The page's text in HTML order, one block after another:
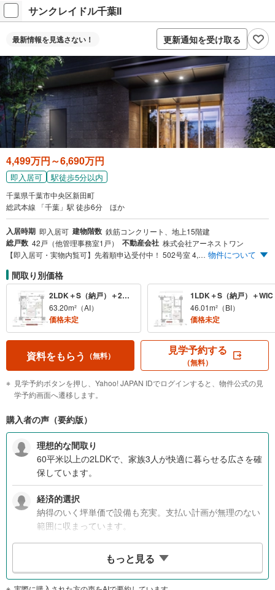
サンクレイドル千葉II
最新情報を見逃さない！ 更新通知を受け取る
4,499万円～6,690万円
即入居可 駅徒歩5分以内
千葉県千葉市中央区新田町
総武本線 「千葉」駅 徒歩6分 ほか
入居時期 即入居可 建物階数 鉄筋コンクリート、地上15階建
総戸数 42戸（他管理事務室1戸） 不動産会社 株式会社アーネストワン
【即入居可・実物内覧可】先着順申込受付中！ 502号室 4,499万円返済例 1LDK＋S※1 月々9万円台～・ボーナス払い0円 ※1…S＝サービスルーム（納戸） ※502号室 販売価格4,499万円・頭金49万円 ※借入額4,450万円、月々支払い94,928円・ボーナス加算0円 ※詳しくは物件概要をご確認ください。 物件について
間取り別価格
2LDK＋S（納戸）＋2WIC
63.20m²（AI）
価格未定
1LDK＋S（納戸）＋WIC
46.01m²（BI）
価格未定
資料をもらう （無料） 見学予約する
（無料）
見学予約ボタンを押し、Yahoo! JAPAN IDでログインすると、物件公式の見
学予約画面へ遷移します。
購入者の声（要約版）
理想的な間取り
60平米以上の2LDKで、家族3人が快適に暮らせる広さを確
保しています。
経済的選択
納得のいく坪単価で設備も充実。支払い計画が無理のない
範囲に収まっています。
小学校と中学校が徒歩圏内にあり、安心して子供を通わせ
られる環境です。
もっと見る